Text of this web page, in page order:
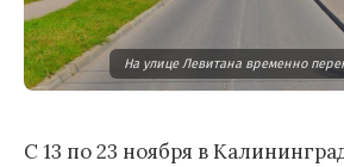
На улице Левитана временно
С 13 по 23 ноября в